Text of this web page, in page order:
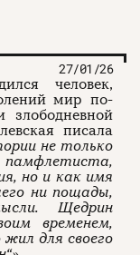
27/01/26
человек,
мир по-
злободневной
писала
не только
но и как имя
ни пощады,
Щедрин
временем,
жил для своего
16+